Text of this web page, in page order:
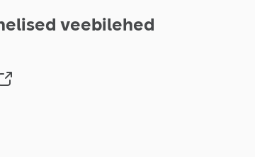
veebilehed